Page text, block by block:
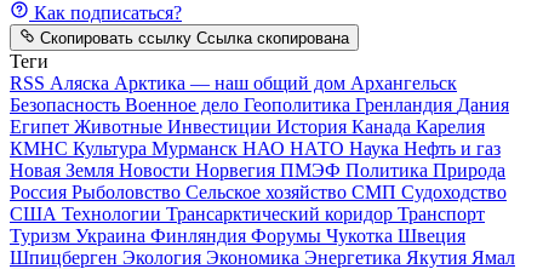
Как подписаться?
Скопировать ссылку Ссылка скопирована
Теги
RSS Аляска Арктика — наш общий дом Архангельск
Безопасность Военное дело Геополитика Гренландия Дания
Египет Животные Инвестиции История Канада Карелия
КМНС Культура Мурманск НАО НАТО Наука Нефть и газ
Новая Земля Новости Норвегия ПМЭФ Политика Природа
Россия Рыболовство Сельское хозяйство СМП Судоходство
США Технологии Трансарктический коридор Транспорт
Туризм Украина Финляндия Форумы Чукотка Швеция
Шпицберген Экология Экономика Энергетика Якутия Ямал